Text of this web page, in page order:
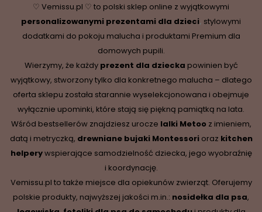
♡ Vemissu.pl ♡ to polski sklep online z wyjątkowymi
personalizowanymi prezentami dla dzieci, stylowymi
dodatkami do pokoju malucha i produktami Premium dla
domowych pupili.
Wierzymy, że każdy prezent dla dziecka powinien być
wyjątkowy, stworzony tylko dla konkretnego malucha – dlatego
oferta sklepu została starannie wyselekcjonowana i obejmuje
wyłącznie upominki, które stają się piękną pamiątką na lata.
Wśród bestsellerów znajdziesz urocze lalki Metoo z imieniem,
datą i metryczką, drewniane bujaki Montessorioraz kitchen
helperywspierające samodzielność dziecka, jego wyobraźnię
i koordynację.
Vemissu.pl to także miejsce dla opiekunów zwierząt. Oferujemy
polskie produkty, najwyższej jakości m.in.: nosidełka dla psa,